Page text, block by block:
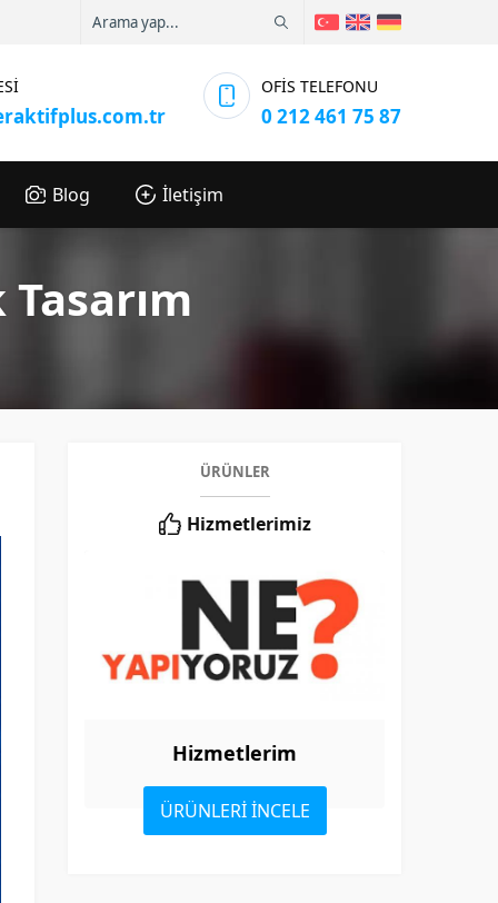
OFİS TELEFONU
0 212 461 75 87
Blog İletişim
ÜRÜNLER
Hizmetlerimiz
Hizmetlerim
ÜRÜNLERİ İNCELE